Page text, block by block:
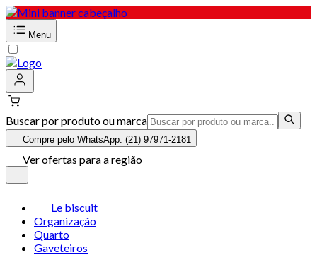
Menu
Buscar por produto ou marca
Compre pelo WhatsApp: (21) 97971-2181
Ver ofertas para a região
Le biscuit
Organização
Quarto
Gaveteiros